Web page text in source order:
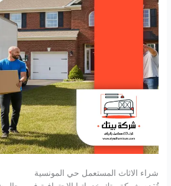
شراء الاثاث المستعمل حي المونسية